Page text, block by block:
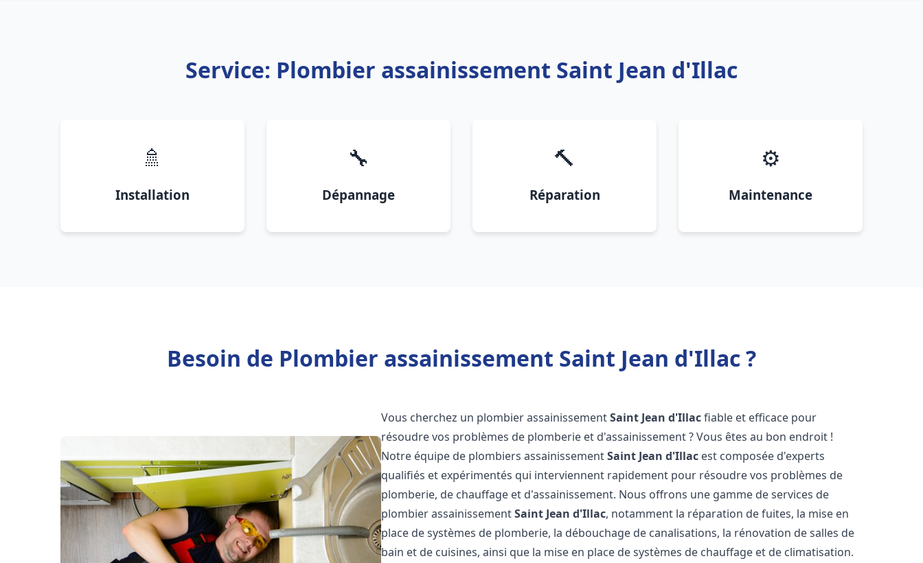
Service: Plombier assainissement Saint Jean d'Illac
🚿
Installation
🔧
Dépannage
🔨
Réparation
⚙️
Maintenance
Besoin de Plombier assainissement Saint Jean d'Illac ?
Vous cherchez un plombier assainissementSaint Jean d'Illacfiable et efficace pour
résoudre vos problèmes de plomberie et d'assainissement ? Vous êtes au bon endroit !
Notre équipe de plombiers assainissementSaint Jean d'Illac est composée d'experts
qualifiés et expérimentés qui interviennent rapidement pour résoudre vos problèmes de
plomberie, de chauffage et d'assainissement. Nous offrons une gamme de services de
plombier assainissementSaint Jean d'Illac, notamment la réparation de fuites, la mise en
place de systèmes de plomberie, la débouchage de canalisations, la rénovation de salles de
bain et de cuisines, ainsi que la mise en place de systèmes de chauffage et de climatisation.